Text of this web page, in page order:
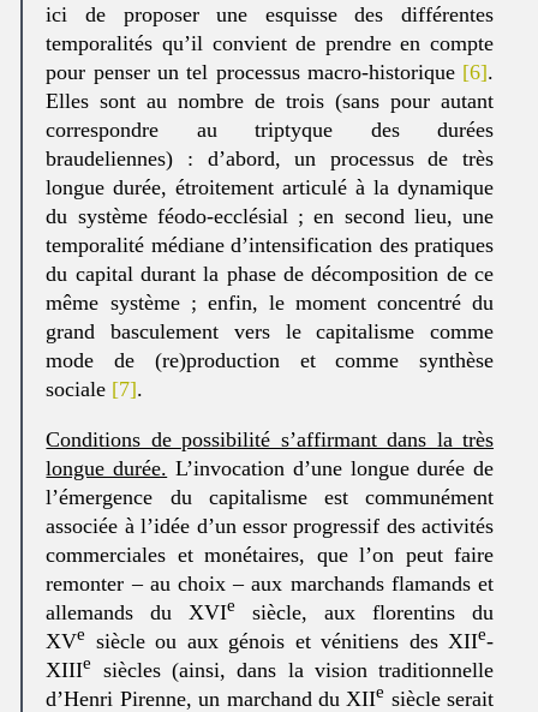
ici de proposer une esquisse des différentes
temporalités qu’il convient de prendre en compte
pour penser un tel processus macro-historique [6].
Elles sont au nombre de trois (sans pour autant
correspondre au triptyque des durées
braudeliennes) : d’abord, un processus de très
longue durée, étroitement articulé à la dynamique
du système féodo-ecclésial ; en second lieu, une
temporalité médiane d’intensification des pratiques
du capital durant la phase de décomposition de ce
même système ; enfin, le moment concentré du
grand basculement vers le capitalisme comme
mode de (re)production et comme synthèse
sociale [7].
Conditions de possibilité s’affirmant dans la très
longue durée. L’invocation d’une longue durée de
l’émergence du capitalisme est communément
associée à l’idée d’un essor progressif des activités
commerciales et monétaires, que l’on peut faire
remonter – au choix – aux marchands flamands et
allemands du XVIe
siècle, aux florentins du
XVe siècle ou aux génois et vénitiens des XIIe-
XIIIe
siècles (ainsi, dans la vision traditionnelle
d’Henri Pirenne, un marchand du XIIe siècle serait